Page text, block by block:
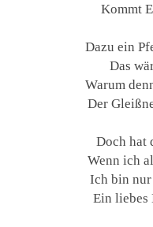
Kommt
Dazu ein
Das
Warum
Der
Doch hat
Wenn ich
Ich bin nur
Ein liebes